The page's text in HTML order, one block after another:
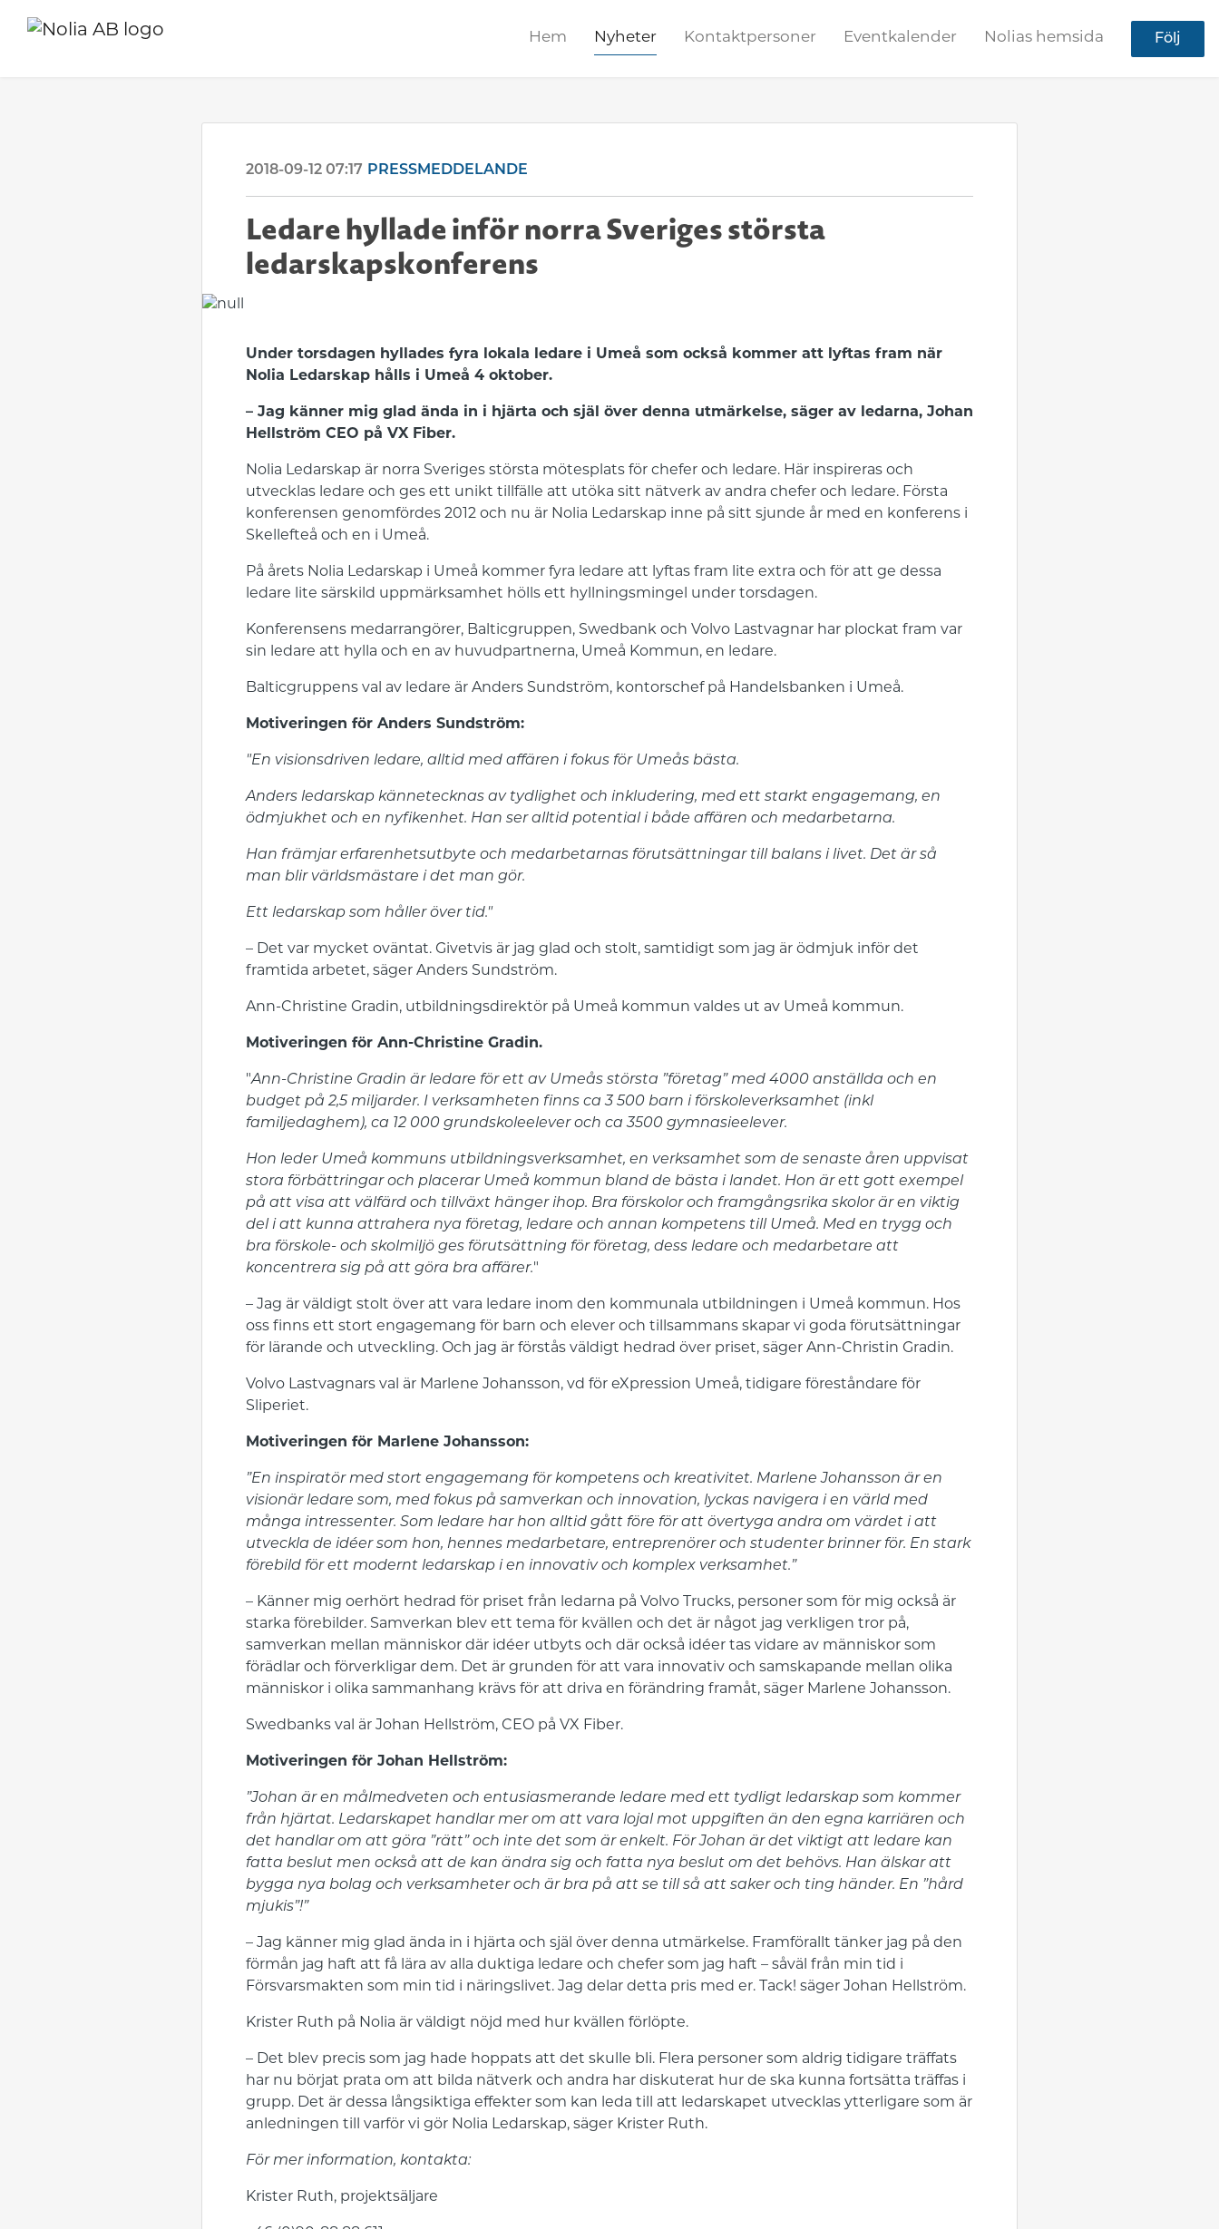
Hem Nyheter Kontaktpersoner Eventkalender Nolias hemsida Följ
2018-09-12 07:17 PRESSMEDDELANDE
Ledare hyllade inför norra Sveriges största
ledarskapskonferens
Under torsdagen hyllades fyra lokala ledare i Umeå som också kommer att lyftas fram när
Nolia Ledarskap hålls i Umeå 4 oktober.
– Jag känner mig glad ända in i hjärta och själ över denna utmärkelse, säger av ledarna, Johan
Hellström CEO på VX Fiber.
Nolia Ledarskap är norra Sveriges största mötesplats för chefer och ledare. Här inspireras och
utvecklas ledare och ges ett unikt tillfälle att utöka sitt nätverk av andra chefer och ledare. Första
konferensen genomfördes 2012 och nu är Nolia Ledarskap inne på sitt sjunde år med en konferens i
Skellefteå och en i Umeå.
På årets Nolia Ledarskap i Umeå kommer fyra ledare att lyftas fram lite extra och för att ge dessa
ledare lite särskild uppmärksamhet hölls ett hyllningsmingel under torsdagen.
Konferensens medarrangörer, Balticgruppen, Swedbank och Volvo Lastvagnar har plockat fram var
sin ledare att hylla och en av huvudpartnerna, Umeå Kommun, en ledare.
Balticgruppens val av ledare är Anders Sundström, kontorschef på Handelsbanken i Umeå.
Motiveringen för Anders Sundström:
"En visionsdriven ledare, alltid med affären i fokus för Umeås bästa.
Anders ledarskap kännetecknas av tydlighet och inkludering, med ett starkt engagemang, en
ödmjukhet och en nyfikenhet. Han ser alltid potential i både affären och medarbetarna.
Han främjar erfarenhetsutbyte och medarbetarnas förutsättningar till balans i livet. Det är så
man blir världsmästare i det man gör.
Ett ledarskap som håller över tid."
– Det var mycket oväntat. Givetvis är jag glad och stolt, samtidigt som jag är ödmjuk inför det
framtida arbetet, säger Anders Sundström.
Ann-Christine Gradin, utbildningsdirektör på Umeå kommun valdes ut av Umeå kommun.
Motiveringen för Ann-Christine Gradin.
"Ann-Christine Gradin är ledare för ett av Umeås största ”företag” med 4000 anställda och en
budget på 2,5 miljarder. I verksamheten finns ca 3 500 barn i förskoleverksamhet (inkl
familjedaghem), ca 12 000 grundskoleelever och ca 3500 gymnasieelever.
Hon leder Umeå kommuns utbildningsverksamhet, en verksamhet som de senaste åren uppvisat
stora förbättringar och placerar Umeå kommun bland de bästa i landet. Hon är ett gott exempel
på att visa att välfärd och tillväxt hänger ihop. Bra förskolor och framgångsrika skolor är en viktig
del i att kunna attrahera nya företag, ledare och annan kompetens till Umeå. Med en trygg och
bra förskole- och skolmiljö ges förutsättning för företag, dess ledare och medarbetare att
koncentrera sig på att göra bra affärer."
– Jag är väldigt stolt över att vara ledare inom den kommunala utbildningen i Umeå kommun. Hos
oss finns ett stort engagemang för barn och elever och tillsammans skapar vi goda förutsättningar
för lärande och utveckling. Och jag är förstås väldigt hedrad över priset, säger Ann-Christin Gradin.
Volvo Lastvagnars val är Marlene Johansson, vd för eXpression Umeå, tidigare föreståndare för
Sliperiet.
Motiveringen för Marlene Johansson:
”En inspiratör med stort engagemang för kompetens och kreativitet. Marlene Johansson är en
visionär ledare som, med fokus på samverkan och innovation, lyckas navigera i en värld med
många intressenter. Som ledare har hon alltid gått före för att övertyga andra om värdet i att
utveckla de idéer som hon, hennes medarbetare, entreprenörer och studenter brinner för. En stark
förebild för ett modernt ledarskap i en innovativ och komplex verksamhet.”
– Känner mig oerhört hedrad för priset från ledarna på Volvo Trucks, personer som för mig också är
starka förebilder. Samverkan blev ett tema för kvällen och det är något jag verkligen tror på,
samverkan mellan människor där idéer utbyts och där också idéer tas vidare av människor som
förädlar och förverkligar dem. Det är grunden för att vara innovativ och samskapande mellan olika
människor i olika sammanhang krävs för att driva en förändring framåt, säger Marlene Johansson.
Swedbanks val är Johan Hellström, CEO på VX Fiber.
Motiveringen för Johan Hellström:
”Johan är en målmedveten och entusiasmerande ledare med ett tydligt ledarskap som kommer
från hjärtat. Ledarskapet handlar mer om att vara lojal mot uppgiften än den egna karriären och
det handlar om att göra ”rätt” och inte det som är enkelt. För Johan är det viktigt att ledare kan
fatta beslut men också att de kan ändra sig och fatta nya beslut om det behövs. Han älskar att
bygga nya bolag och verksamheter och är bra på att se till så att saker och ting händer. En ”hård
mjukis”!”
– Jag känner mig glad ända in i hjärta och själ över denna utmärkelse. Framförallt tänker jag på den
förmån jag haft att få lära av alla duktiga ledare och chefer som jag haft – såväl från min tid i
Försvarsmakten som min tid i näringslivet. Jag delar detta pris med er. Tack! säger Johan Hellström.
Krister Ruth på Nolia är väldigt nöjd med hur kvällen förlöpte.
– Det blev precis som jag hade hoppats att det skulle bli. Flera personer som aldrig tidigare träffats
har nu börjat prata om att bilda nätverk och andra har diskuterat hur de ska kunna fortsätta träffas i
grupp. Det är dessa långsiktiga effekter som kan leda till att ledarskapet utvecklas ytterligare som är
anledningen till varför vi gör Nolia Ledarskap, säger Krister Ruth.
För mer information, kontakta:
Krister Ruth, projektsäljare